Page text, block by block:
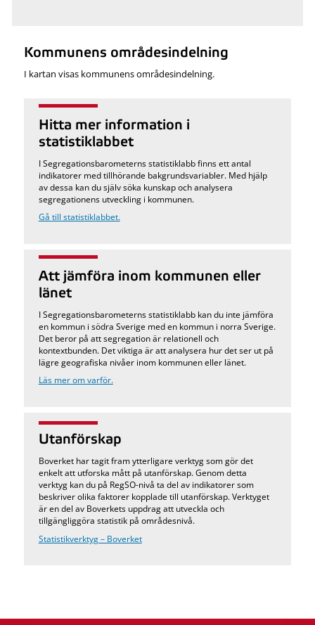
Kommunens områdesindelning
I kartan visas kommunens områdesindelning.
Hitta mer information i
statistiklabbet
I Segregationsbarometerns statistiklabb finns ett antal
indikatorer med tillhörande bakgrundsvariabler. Med hjälp
av dessa kan du själv söka kunskap och analysera
segregationens utveckling i kommunen.
Gå till statistiklabbet.
Att jämföra inom kommunen eller
länet
I Segregationsbarometerns statistiklabb kan du inte jämföra
en kommun i södra Sverige med en kommun i norra Sverige.
Det beror på att segregation är relationell och
kontextbunden. Det viktiga är att analysera hur det ser ut på
lägre geografiska nivåer inom kommunen eller länet.
Läs mer om varför.
Utanförskap
Boverket har tagit fram ytterligare verktyg som gör det
enkelt att utforska mått på utanförskap. Genom detta
verktyg kan du på RegSO-nivå ta del av indikatorer som
beskriver olika faktorer kopplade till utanförskap. Verktyget
är en del av Boverkets uppdrag att utveckla och
tillgängliggöra statistik på områdesnivå.
Statistikverktyg – Boverket